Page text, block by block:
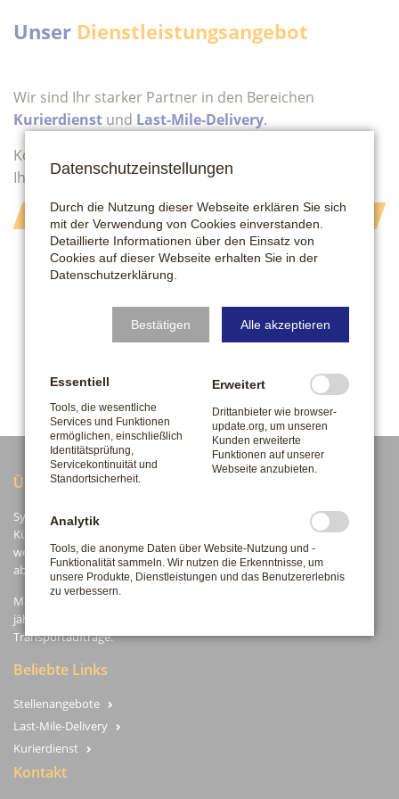
Unser Dienstleistungsangebot
Wir sind Ihr starker Partner in den Bereichen
Kurierdienst und Last-Mile-Delivery.
Kontaktieren Sie uns - gerne erstellen wir Ihnen für
Ihren Bedarf ein maßgeschneidertes Angebot.
ANFRAGE
Über uns
System-Logistik ist Ihr Partner im Bereich Kurierdienst,
Kühltransporte, Tourenbedienung und Last-Mile-Delivery. Seit 1984
werden alle Aufträge fair, zuverlässig und mit großem Engagement
abgewickelt.
Machen Sie es sich leicht und vertrauen auch Sie auf unsere über 35-
jährige Erfahrung und ein Team mit absolutem Fokus auf Ihre
Transportaufträge.
Beliebte Links
Stellenangebote
Last-Mile-Delivery
Kurierdienst
Kontakt
Datenschutzeinstellungen
Durch die Nutzung dieser Webseite erklären Sie sich
mit der Verwendung von Cookies einverstanden.
Detaillierte Informationen über den Einsatz von
Cookies auf dieser Webseite erhalten Sie in der
Datenschutzerklärung
Bestätigen Alle akzeptieren
Essentiell
Tools, die wesentliche
Services und Funktionen
ermöglichen, einschließlich
Identitätsprüfung,
Servicekontinuität und
Standortsicherheit.
Erweitert
Drittanbieter wie browser-
update.org, um unseren
Kunden erweiterte
Funktionen auf unserer
Webseite anzubieten.
Analytik
Tools, die anonyme Daten über Website-Nutzung und -
Funktionalität sammeln. Wir nutzen die Erkenntnisse, um
unsere Produkte, Dienstleistungen und das Benutzererlebnis
zu verbessern.